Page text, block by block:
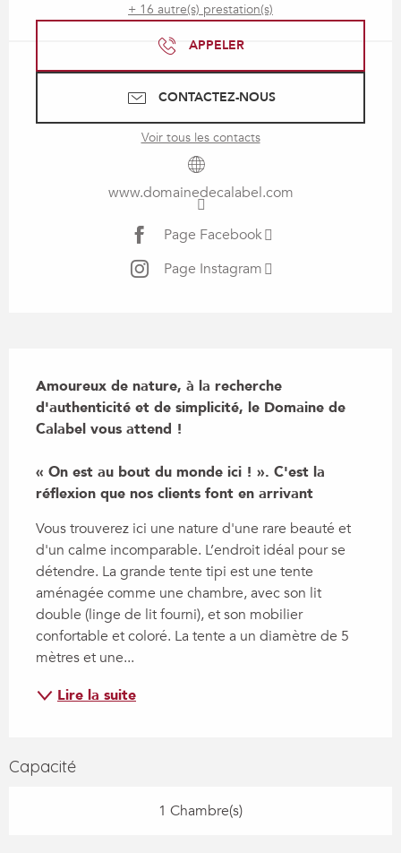
+ 16 autre(s) prestation(s)
APPELER
CONTACTEZ-NOUS
Voir tous les contacts
www.domainedecalabel.com
Page Facebook
Page Instagram
Amoureux de nature, à la recherche
d'authenticité et de simplicité, le Domaine de
Calabel vous attend !
« On est au bout du monde ici ! ». C'est la
réflexion que nos clients font en arrivant
Vous trouverez ici une nature d'une rare beauté et
d'un calme incomparable. L’endroit idéal pour se
détendre. La grande tente tipi est une tente
aménagée comme une chambre, avec son lit
double (linge de lit fourni), et son mobilier
confortable et coloré. La tente a un diamètre de 5
mètres et une...
Lire la suite
Capacité
1 Chambre(s)